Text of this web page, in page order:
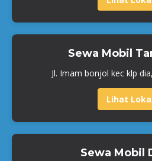
Sewa Mobil
Jl. Imam bonjol kec klp
Lihat
Sewa Mobil